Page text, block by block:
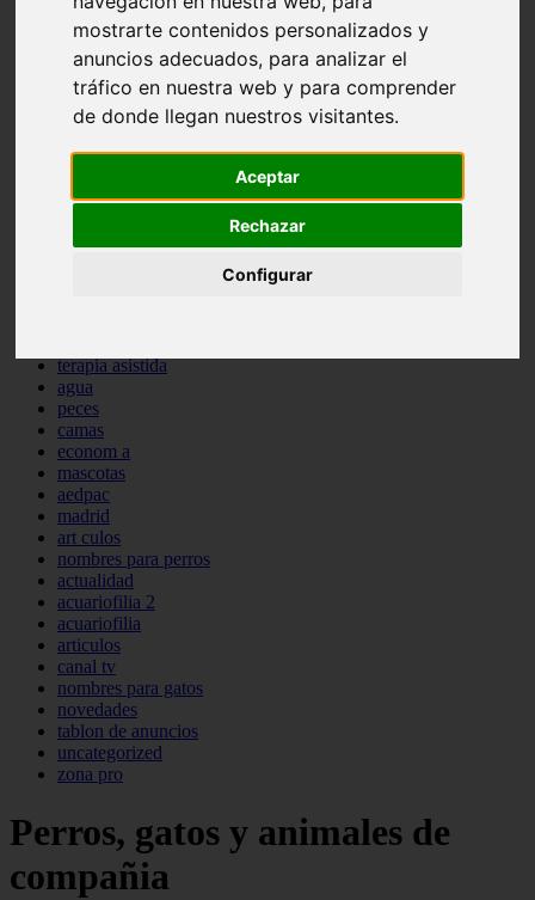
mostrarte contenidos personalizados y
anuncios adecuados, para analizar el
tráfico en nuestra web y para comprender
de donde llegan nuestros visitantes.
Aceptar
Rechazar
Configurar
protagonistas
reptiles
abandono
adopci n
ferias
higiene
snacks
iberzoo propet
terapia asistida
agua
peces
camas
econom a
mascotas
aedpac
madrid
art culos
nombres para perros
actualidad
acuariofilia 2
acuariofilia
articulos
canal tv
nombres para gatos
novedades
tablon de anuncios
uncategorized
zona pro
Perros, gatos y animales de
compañia